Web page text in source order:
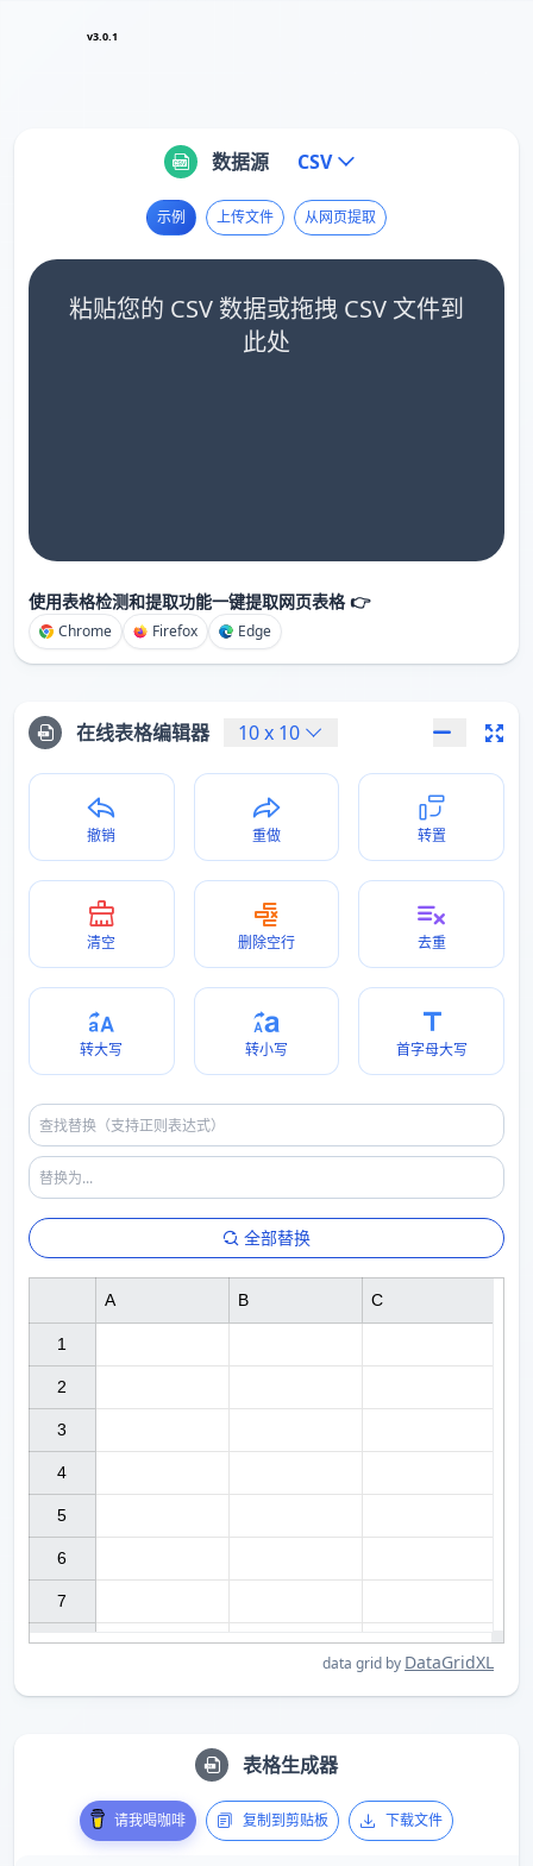
v3.0.1
数据源 CSV
示例 上传文件 从网页提取
粘贴您的 CSV 数据或拖拽 CSV 文件到
此处
使用表格检测和提取功能一键提取网页表格 👉
Chrome Firefox Edge
在线表格编辑器 10x 10
撤销 重做 转置
清空 删除空行 去重
转大写 转小写 首字母大写
全部替换
1
2
3
4
5
6
7
A B C
data grid by DataGridXL
表格生成器
请我喝咖啡 复制到剪贴板 下载文件